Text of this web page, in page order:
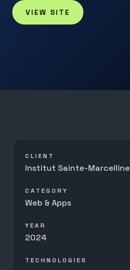
VIEW SITE
CLIENT
Institut Sainte-Marcelline
CATEGORY
Web & Apps
YEAR
2024
TECHNOLOGIES